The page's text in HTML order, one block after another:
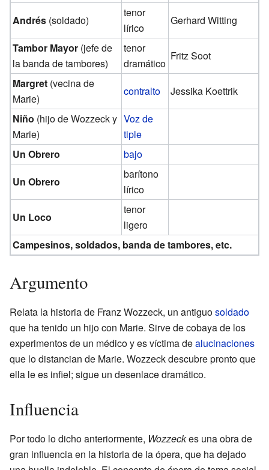
Andrés (soldado)
tenor
lírico
Gerhard Witting
Tambor Mayor (jefe de
la banda de tambores)
tenor
dramático
Fritz Soot
Margret (vecina de
Marie)
contralto
Jessika Koettrik
Niño (hijo de Wozzeck y
Marie)
Voz de
tiple
Un Obrero
bajo
Un Obrero
barítono
lírico
Un Loco
tenor
ligero
Campesinos, soldados, banda de tambores, etc.
Argumento
Relata la historia de Franz Wozzeck, un antiguosoldado
que ha tenido un hijo con Marie. Sirve de cobaya de los
experimentos de un médico y es víctima dealucinaciones
que lo distancian de Marie. Wozzeck descubre pronto que
ella le es infiel; sigue un desenlace dramático.
Influencia
Por todo lo dicho anteriormente, Wozzeckes una obra de
gran influencia en la historia de la ópera, que ha dejado